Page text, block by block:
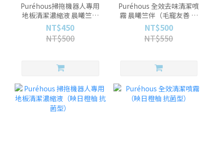
Puréhous掃拖機器人專用
地板清潔濃縮液 晨曦竺伴
（毛寵友善 去味型）
NT$450
NT$500
Puréhous 全效去味清潔噴
霧 晨曦竺伴（毛寵友善 去
味型）
NT$500
NT$550